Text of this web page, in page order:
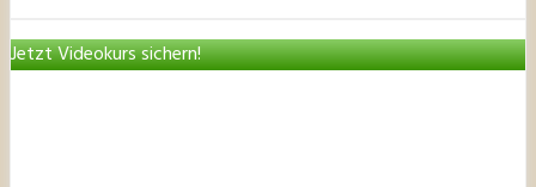
Jetzt Videokurs sichern!